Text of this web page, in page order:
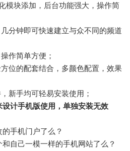
模块添加，后台功能强大，操作简
分钟即可快速建立与众不同的频道
作简单方便；
位的配套结合，多颜色配置，效果
新手均可轻易安装使用；
计手机版使用，单独安装无效
手机门户了么？
自己一模一样的手机网站了么？